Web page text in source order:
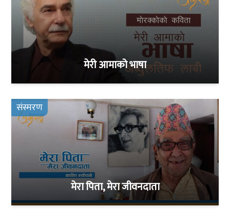
मेरी आमाको भाषा
संस्मरण
मेरा पिता, मेरा जीवनदाता